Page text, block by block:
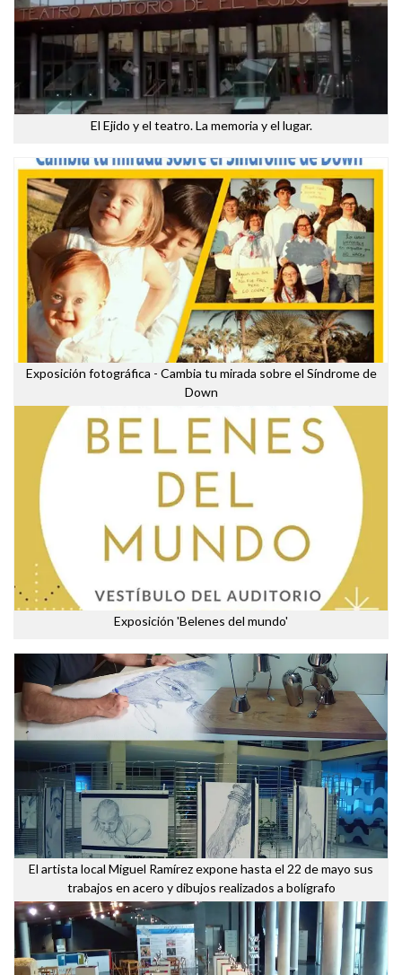
El Ejido y el teatro. La memoria y el lugar.
Exposición fotográfica - Cambia tu mirada sobre el Síndrome de
Down
Exposición 'Belenes del mundo'
El artista local Miguel Ramírez expone hasta el 22 de mayo sus
trabajos en acero y dibujos realizados a bolígrafo